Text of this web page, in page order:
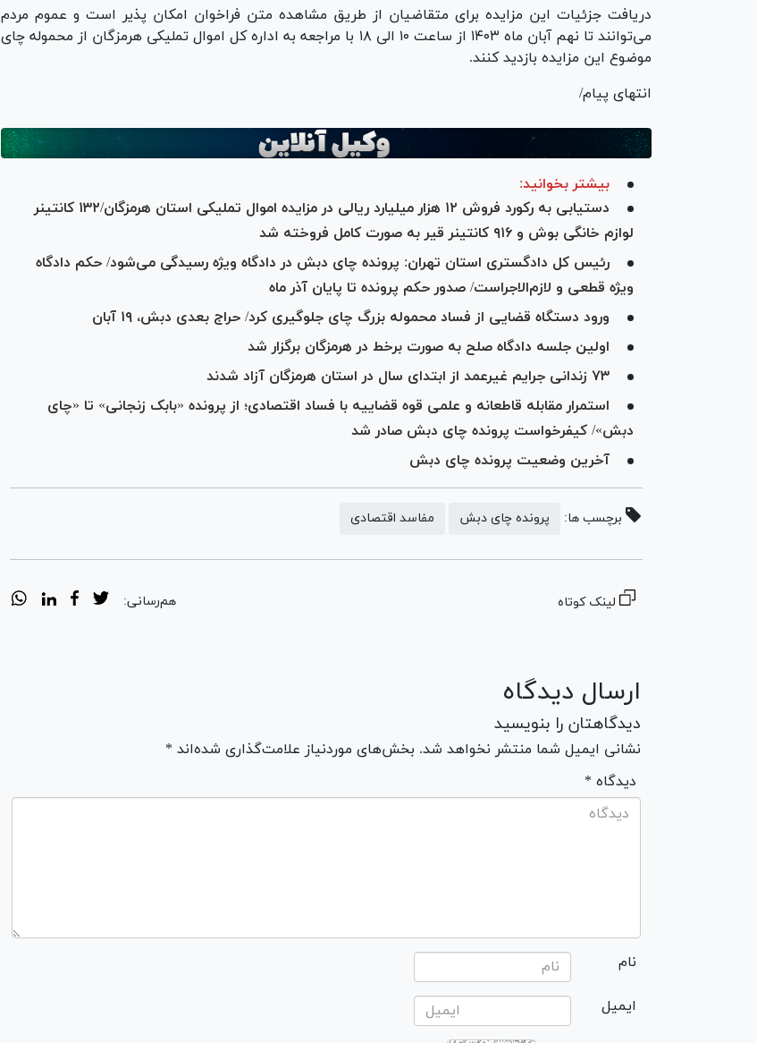
دریافت جزئیات این مزایده برای متقاضیان از طریق مشاهده متن فراخوان امکان پذیر است و عموم مردم
می‌توانند تا نهم آبان ماه ۱۴۰۳ از ساعت ۱۰ الی ۱۸ با مراجعه به اداره کل اموال تملیکی هرمزگان از محموله چای
موضوع این مزایده بازدید کنند.
انتهای پیام/
بیشتر بخوانید:
دستیابی به رکورد فروش ۱۲ هزار میلیارد ریالی در مزایده اموال تملیکی استان هرمزگان/۱۳۲ کانتینر
لوازم خانگی بوش و ۹۱۶ کانتینر قیر به صورت کامل فروخته شد
رئیس کل دادگستری استان تهران: پرونده چای دبش در دادگاه ویژه رسیدگی می‌شود/ حکم دادگاه
ویژه قطعی و لازم‌الاجراست/ صدور حکم پرونده تا پایان آذر ماه
ورود دستگاه قضایی از فساد محموله بزرگ چای جلوگیری کرد/ حراج بعدی دبش، ۱۹ آبان
اولین جلسه دادگاه صلح به صورت برخط در هرمزگان برگزار شد
۷۳ زندانی جرایم غیرعمد از ابتدای سال در استان هرمزگان آزاد شدند
استمرار مقابله قاطعانه و علمی قوه قضاییه با فساد اقتصادی؛ از پرونده «بابک زنجانی» تا «چای
دبش»/ کیفرخواست پرونده چای دبش صادر شد
آخرین وضعیت پرونده چای دبش
برچسب ها: پرونده چای دبش مفاسد اقتصادی
لینک کوتاه هم‌رسانی:
ارسال دیدگاه
دیدگاهتان را بنویسید
نشانی ایمیل شما منتشر نخواهد شد. بخش‌های موردنیاز علامت‌گذاری شده‌اند *
* دیدگاه
نام
ایمیل